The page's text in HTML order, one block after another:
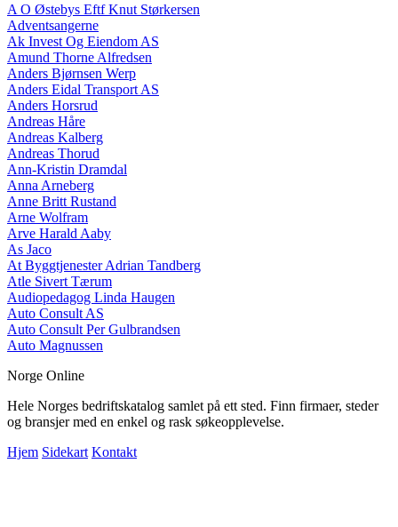
A O Østebys Eftf Knut Størkersen
Adventsangerne
Ak Invest Og Eiendom AS
Amund Thorne Alfredsen
Anders Bjørnsen Werp
Anders Eidal Transport AS
Anders Horsrud
Andreas Håre
Andreas Kalberg
Andreas Thorud
Ann-Kristin Dramdal
Anna Arneberg
Anne Britt Rustand
Arne Wolfram
Arve Harald Aaby
As Jaco
At Byggtjenester Adrian Tandberg
Atle Sivert Tærum
Audiopedagog Linda Haugen
Auto Consult AS
Auto Consult Per Gulbrandsen
Auto Magnussen
Norge Online
Hele Norges bedriftskatalog samlet på ett sted. Finn firmaer, steder
og bransjer med en enkel og rask søkeopplevelse.
Hjem Sidekart Kontakt